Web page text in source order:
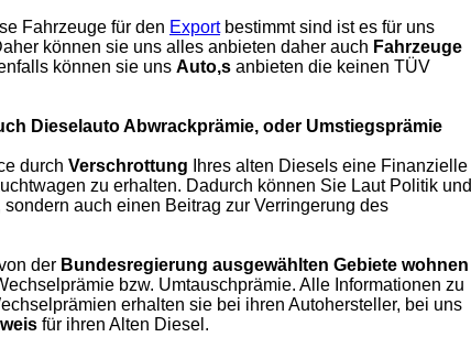
Fahrzeuge für den Exportbestimmt sind ist es für uns
können sie uns alles anbieten daher auch Fahrzeuge
können sie uns Auto,s anbieten die keinen TÜV
Dieselauto Abwrackprämie, oder Umstiegsprämie
durch Verschrottung Ihres alten Diesels eine Finanzielle
zu erhalten. Dadurch können Sie Laut Politik und
auch einen Beitrag zur Verringerung des
der Bundesregierung ausgewählten Gebiete wohnen
bzw. Umtauschprämie. Alle Informationen zu
erhalten sie bei ihren Autohersteller, bei uns
für ihren Alten Diesel.